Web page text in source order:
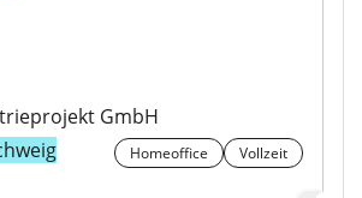
GmbH
Homeoffice Vollzeit